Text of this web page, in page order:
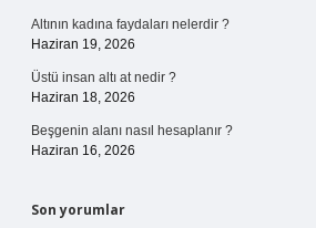
Altının kadına faydaları nelerdir ?
Haziran 19, 2026
Üstü insan altı at nedir ?
Haziran 18, 2026
Beşgenin alanı nasıl hesaplanır ?
Haziran 16, 2026
Son yorumlar